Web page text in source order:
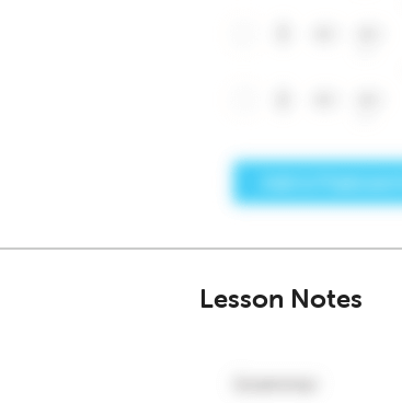
Lesson Notes